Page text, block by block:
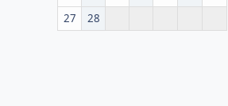
27
28